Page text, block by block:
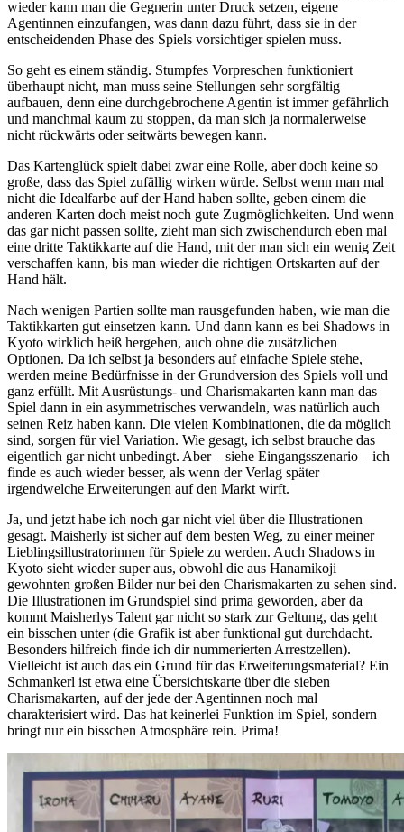
wieder kann man die Gegnerin unter Druck setzen, eigene
Agentinnen einzufangen, was dann dazu führt, dass sie in der
entscheidenden Phase des Spiels vorsichtiger spielen muss.
So geht es einem ständig. Stumpfes Vorpreschen funktioniert
überhaupt nicht, man muss seine Stellungen sehr sorgfältig
aufbauen, denn eine durchgebrochene Agentin ist immer gefährlich
und manchmal kaum zu stoppen, da man sich ja normalerweise
nicht rückwärts oder seitwärts bewegen kann.
Das Kartenglück spielt dabei zwar eine Rolle, aber doch keine so
große, dass das Spiel zufällig wirken würde. Selbst wenn man mal
nicht die Idealfarbe auf der Hand haben sollte, geben einem die
anderen Karten doch meist noch gute Zugmöglichkeiten. Und wenn
das gar nicht passen sollte, zieht man sich zwischendurch eben mal
eine dritte Taktikkarte auf die Hand, mit der man sich ein wenig Zeit
verschaffen kann, bis man wieder die richtigen Ortskarten auf der
Hand hält.
Nach wenigen Partien sollte man rausgefunden haben, wie man die
Taktikkarten gut einsetzen kann. Und dann kann es bei Shadows in
Kyoto wirklich heiß hergehen, auch ohne die zusätzlichen
Optionen. Da ich selbst ja besonders auf einfache Spiele stehe,
werden meine Bedürfnisse in der Grundversion des Spiels voll und
ganz erfüllt. Mit Ausrüstungs- und Charismakarten kann man das
Spiel dann in ein asymmetrisches verwandeln, was natürlich auch
seinen Reiz haben kann. Die vielen Kombinationen, die da möglich
sind, sorgen für viel Variation. Wie gesagt, ich selbst brauche das
eigentlich gar nicht unbedingt. Aber – siehe Eingangsszenario – ich
finde es auch wieder besser, als wenn der Verlag später
irgendwelche Erweiterungen auf den Markt wirft.
Ja, und jetzt habe ich noch gar nicht viel über die Illustrationen
gesagt. Maisherly ist sicher auf dem besten Weg, zu einer meiner
Lieblingsillustratorinnen für Spiele zu werden. Auch Shadows in
Kyoto sieht wieder super aus, obwohl die aus Hanamikoji
gewohnten großen Bilder nur bei den Charismakarten zu sehen sind.
Die Illustrationen im Grundspiel sind prima geworden, aber da
kommt Maisherlys Talent gar nicht so stark zur Geltung, das geht
ein bisschen unter (die Grafik ist aber funktional gut durchdacht.
Besonders hilfreich finde ich dir nummerierten Arrestzellen).
Vielleicht ist auch das ein Grund für das Erweiterungsmaterial? Ein
Schmankerl ist etwa eine Übersichtskarte über die sieben
Charismakarten, auf der jede der Agentinnen noch mal
charakterisiert wird. Das hat keinerlei Funktion im Spiel, sondern
bringt nur ein bisschen Atmosphäre rein. Prima!